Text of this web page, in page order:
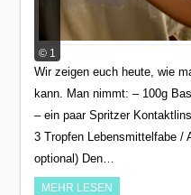
© 1
Wir zeigen euch heute, wie
kann. Man nimmt: – 100g
– ein paar Spritzer
3 Tropfen Lebensmittelfabe /
optional) Den…
MEHR LESEN